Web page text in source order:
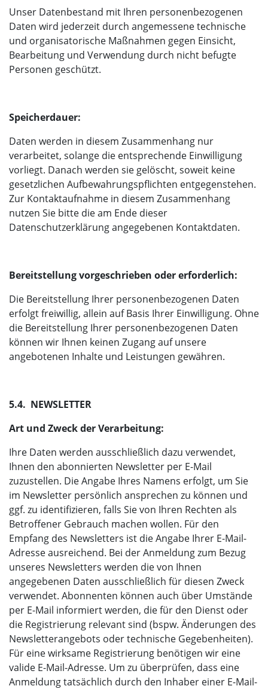
Unser Datenbestand mit Ihren personenbezogenen
Daten wird jederzeit durch angemessene technische
und organisatorische Maßnahmen gegen Einsicht,
Bearbeitung und Verwendung durch nicht befugte
Personen geschützt.
Speicherdauer:
Daten werden in diesem Zusammenhang nur
verarbeitet, solange die entsprechende Einwilligung
vorliegt. Danach werden sie gelöscht, soweit keine
gesetzlichen Aufbewahrungspflichten entgegenstehen.
Zur Kontaktaufnahme in diesem Zusammenhang
nutzen Sie bitte die am Ende dieser
Datenschutzerklärung angegebenen Kontaktdaten.
Bereitstellung vorgeschrieben oder erforderlich:
Die Bereitstellung Ihrer personenbezogenen Daten
erfolgt freiwillig, allein auf Basis Ihrer Einwilligung. Ohne
die Bereitstellung Ihrer personenbezogenen Daten
können wir Ihnen keinen Zugang auf unsere
angebotenen Inhalte und Leistungen gewähren.
5.4. NEWSLETTER
Art und Zweck der Verarbeitung:
Ihre Daten werden ausschließlich dazu verwendet,
Ihnen den abonnierten Newsletter per E-Mail
zuzustellen. Die Angabe Ihres Namens erfolgt, um Sie
im Newsletter persönlich ansprechen zu können und
ggf. zu identifizieren, falls Sie von Ihren Rechten als
Betroffener Gebrauch machen wollen. Für den
Empfang des Newsletters ist die Angabe Ihrer E-Mail-
Adresse ausreichend. Bei der Anmeldung zum Bezug
unseres Newsletters werden die von Ihnen
angegebenen Daten ausschließlich für diesen Zweck
verwendet. Abonnenten können auch über Umstände
per E-Mail informiert werden, die für den Dienst oder
die Registrierung relevant sind (bspw. Änderungen des
Newsletterangebots oder technische Gegebenheiten).
Für eine wirksame Registrierung benötigen wir eine
valide E-Mail-Adresse. Um zu überprüfen, dass eine
Anmeldung tatsächlich durch den Inhaber einer E-Mail-